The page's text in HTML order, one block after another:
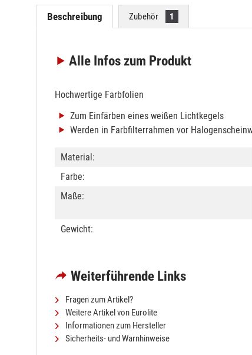
Beschreibung Zubehör 1
Alle Infos zum Produkt
Hochwertige Farbfolien
Zum Einfärben eines weißen Lichtkegels
Werden in Farbfilterrahmen vor
Material:
Farbe:
Maße:
Gewicht:
Weiterführende Links
Fragen zum Artikel?
Weitere Artikel von Eurolite
Informationen zum Hersteller
Sicherheits- und Warnhinweise